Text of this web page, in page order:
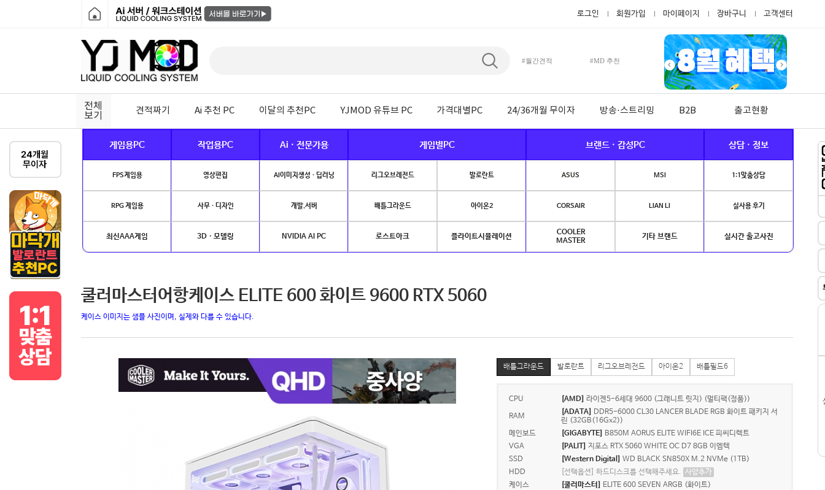
로그인 회원가입 마이페이지 장바구니 고객센터
#월간견적 #MD 추천
전체
보기
견적짜기 Ai 추천 PC 이달의 추천PC YJMOD 유튜브 PC 가격대별PC 24/36개월 무이자 방송·스트리밍 B2B 출고현황
게임용PC 작업용PC Ai · 전문가용 게임별PC 브랜드 · 감성PC 상담 · 정보
FPS게임용 영상편집 AI이미지생성 · 딥러닝 리그오브레전드 발로란트 ASUS MSI 1:1맞춤상담
RPG 게임용 사무 · 디자인 개발.서버 배틀그라운드 아이온2 CORSAIR LIAN LI 실사용 후기
최신AAA게임 3D · 모델링 NVIDIA AI PC 로스트아크 플라이트시뮬레이션
COOLER
MASTER
기타 브랜드 실시간 출고사진
쿨러마스터어항케이스 ELITE 600 화이트 9600 RTX 5060
케이스 이미지는 샘플 사진이며, 실제와 다를 수 있습니다.
배틀그라운드 발로란트 리그오브레전드 아이온2 배틀필드6
CPU [AMD] 라이젠5-6세대 9600 (그래니트 릿지) (멀티팩(정품))
RAM
[ADATA]
DDR5-6000 CL30 LANCER BLADE RGB 화이트 패키지 서
린 (32GB(16Gx2))
메인보드
[GIGABYTE]
B850M AORUS ELITE WIFI6E ICE 피씨디렉트
VGA
[PALIT]
지포스 RTX 5060 WHITE OC D7 8GB 이엠텍
SSD
[Western Digital] WD BLACK SN850X M.2 NVMe (1TB)
HDD
[선택옵션] 하드디스크를 선택해주세요. 사양추가
케이스
[쿨러마스터]
ELITE 600 SEVEN ARGB (화이트)